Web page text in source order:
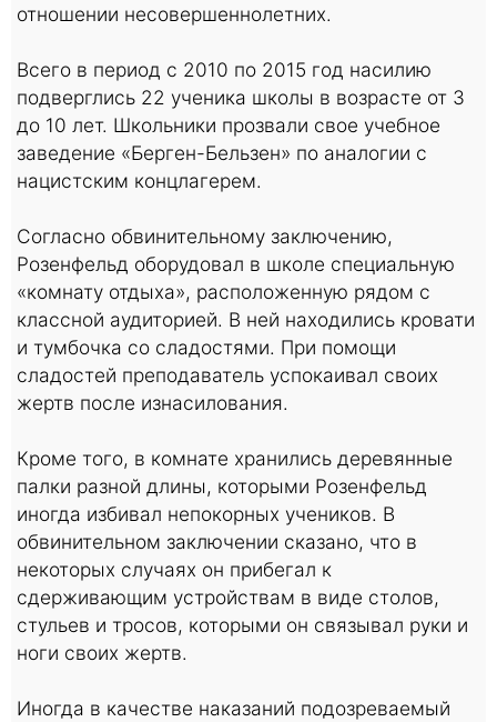
отношении несовершеннолетних.
Всего в период с 2010 по 2015 год насилию
подверглись 22 ученика школы в возрасте от 3
до 10 лет. Школьники прозвали свое учебное
заведение «Берген-Бельзен» по аналогии с
нацистским концлагерем.
Согласно обвинительному заключению,
Розенфельд оборудовал в школе специальную
«комнату отдыха», расположенную рядом с
классной аудиторией. В ней находились кровати
и тумбочка со сладостями. При помощи
сладостей преподаватель успокаивал своих
жертв после изнасилования.
Кроме того, в комнате хранились деревянные
палки разной длины, которыми Розенфельд
иногда избивал непокорных учеников. В
обвинительном заключении сказано, что в
некоторых случаях он прибегал к
сдерживающим устройствам в виде столов,
стульев и тросов, которыми он связывал руки и
ноги своих жертв.
Иногда в качестве наказаний подозреваемый